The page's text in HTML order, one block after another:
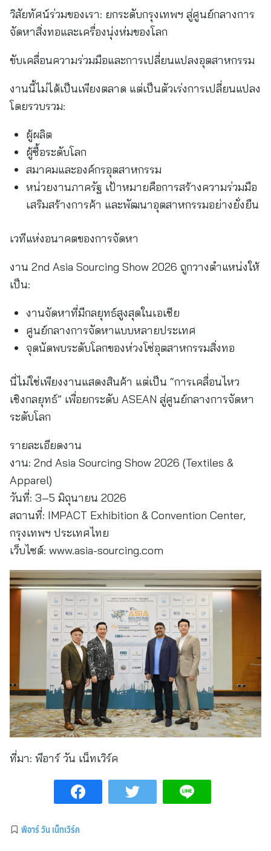
วิสัยทัศน์ร่วมของเรา: ยกระดับกรุงเทพฯ สู่ศูนย์กลางการ
จัดหาสิ่งทอและเครื่องนุ่งห่มของโลก
ขับเคลื่อนความร่วมมือและการเปลี่ยนแปลงอุตสาหกรรม
งานนี้ไม่ได้เป็นเพียงตลาด แต่เป็นตัวเร่งการเปลี่ยนแปลง
โดยรวบรวม:
ผู้ผลิต
ผู้ซื้อระดับโลก
สมาคมและองค์กรอุตสาหกรรม
หน่วยงานภาครัฐ เป้าหมายคือการสร้างความร่วมมือ
เสริมสร้างการค้า และพัฒนาอุตสาหกรรมอย่างยั่งยืน
เวทีแห่งอนาคตของการจัดหา
งาน 2nd Asia Sourcing Show 2026 ถูกวางตำแหน่งให้
เป็น:
งานจัดหาที่มีกลยุทธ์สูงสุดในเอเชีย
ศูนย์กลางการจัดหาแบบหลายประเทศ
จุดนัดพบระดับโลกของห่วงโซ่อุตสาหกรรมสิ่งทอ
นี่ไม่ใช่เพียงงานแสดงสินค้า แต่เป็น “การเคลื่อนไหว
เชิงกลยุทธ์” เพื่อยกระดับ ASEAN สู่ศูนย์กลางการจัดหา
ระดับโลก
รายละเอียดงาน
งาน: 2nd Asia Sourcing Show 2026 (Textiles &
Apparel)
วันที่: 3–5 มิถุนายน 2026
สถานที่: IMPACT Exhibition & Convention Center,
กรุงเทพฯ ประเทศไทย
เว็บไซต์: www.asia-sourcing.com
ที่มา: พีอาร์ วัน เน็ทเวิร์ค
พีอาร์ วัน เน็ทเวิร์ค